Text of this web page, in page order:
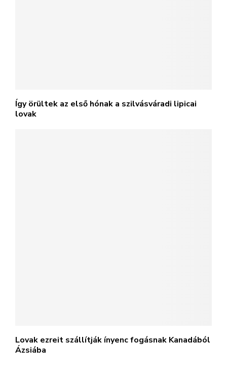
Így örültek az első hónak a szilvásváradi lipicai
lovak
Lovak ezreit szállítják ínyenc fogásnak Kanadából
Ázsiába